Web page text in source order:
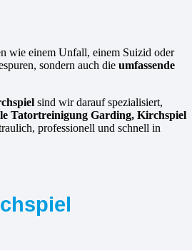
wie einem Unfall, einem Suizid oder
sondern auch die umfassende
sind wir darauf spezialisiert,
Tatortreinigung Garding, Kirchspiel
professionell und schnell in